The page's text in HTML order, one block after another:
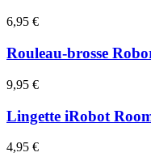
6,95 €
Rouleau-brosse
9,95 €
Lingette iRobot
4,95 €